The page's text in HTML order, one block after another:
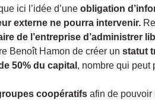
ici l’idée d’une obligation
externe ne pourra intervenir.
de l’entreprise d’administrer
Benoît Hamon de créer un statut
50% du capital , nombre qui peut
coopératifs afin de pouvoir